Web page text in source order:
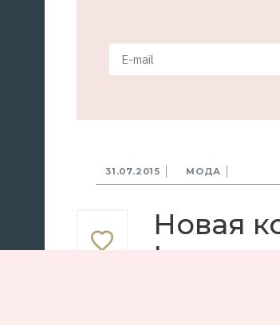
31.07.2015 МОДА
Новая
Lauren